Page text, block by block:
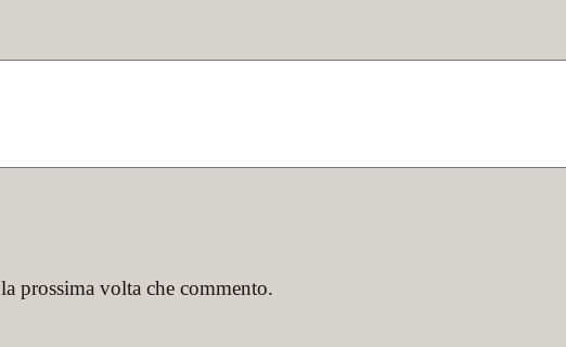
prossima volta che commento.